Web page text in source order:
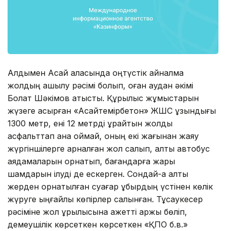
Алдымен Ақсай қаласында оңтүстік айналма
жолдың ашылу рәсімі болып, оған аудан әкімі
Болат Шәкімов қатысты. Құрылыс жұмыстарын
жүзеге асырған «Ақсайтемірбетон» ЖШС ұзындығы
1300 метр, ені 12 метрді құрайтын жолды
асфальттап қана қоймай, оның екі жағынан жаяу
жүргіншілерге арналған жол салып, алты автобус
аядамаларын орнатып, бағандарға жарық
шамдарын ілуді де ескерген. Сондай-ақ алты
жерден орнатылған суағар құбырдың үстінен көлік
жүруге ыңғайлы көпірлер салынған. Тұсаукесер
рәсіміне жол құрылысына қажетті қаржы бөліп,
демеушілік көрсеткен көрсеткен «ҚПО б.в.»